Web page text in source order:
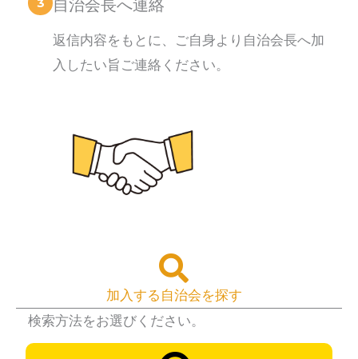
3 自治会長へ連絡
返信内容をもとに、ご自身より自治会長へ加
入したい旨ご連絡ください。
加入する自治会を探す
検索方法をお選びください。